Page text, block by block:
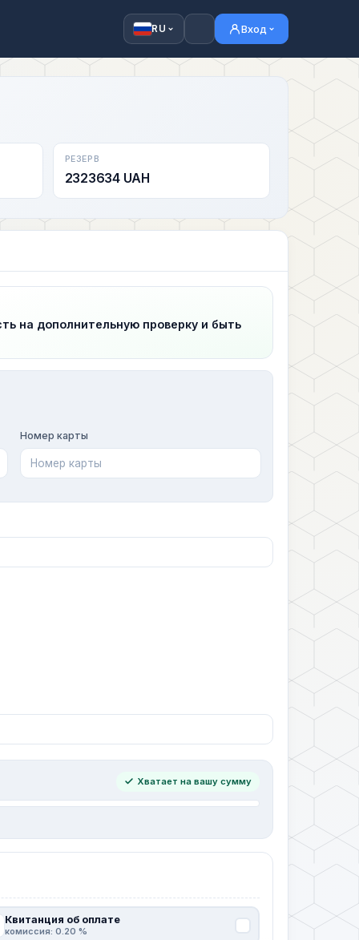
RU Вход
РЕЗЕРВ
2323634 UAH
на дополнительную проверку и быть
Номер карты
Хватает на вашу сумму
Квитанция об оплате
комиссия: 0.20 %